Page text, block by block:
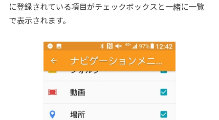
に登録されている項目がチェックボックスと一緒に一覧
で表示されます。